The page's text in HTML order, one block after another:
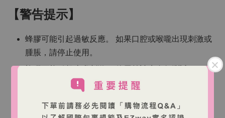
【警告提示】
蜂膠可能引起過敏反應。 如果口腔或喉嚨出現刺激或
腫脹，請停止使用。
請勿超過建議劑量。
如正在服用其他藥物或有健康問題，使用前請諮詢醫
療保健專業人士。